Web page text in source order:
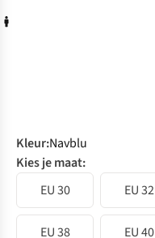
Kleur:Navblu
Kies je maat:
EU 30
EU 32
EU 38 EU 40